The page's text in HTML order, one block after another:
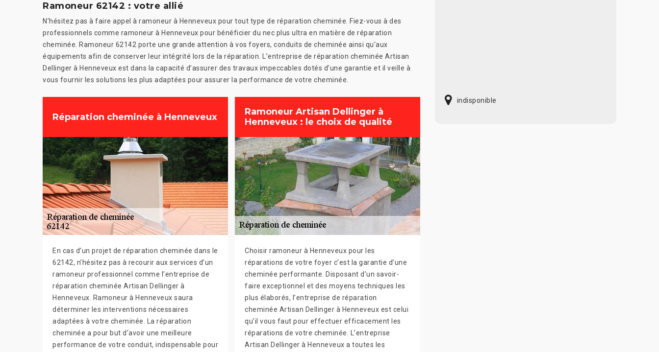
Ramoneur 62142 : votre allié
N’hésitez pas à faire appel à ramoneur à Henneveux pour tout type de réparation cheminée. Fiez-vous à des
professionnels comme ramoneur à Henneveux pour bénéficier du nec plus ultra en matière de réparation
cheminée. Ramoneur 62142 porte une grande attention à vos foyers, conduits de cheminée ainsi qu'aux
équipements afin de conserver leur intégrité lors de la réparation. L’entreprise de réparation cheminée Artisan
Dellinger à Henneveux est dans la capacité d’assurer des travaux impeccables dotés d’une garantie et il veille à
vous fournir les solutions les plus adaptées pour assurer la performance de votre cheminée.
Réparation cheminée à Henneveux
En cas d’un projet de réparation cheminée dans le
62142, n’hésitez pas à recourir aux services d’un
ramoneur professionnel comme l’entreprise de
réparation cheminée Artisan Dellinger à
Henneveux. Ramoneur à Henneveux saura
déterminer les interventions nécessaires
adaptées à votre cheminée. La réparation
cheminée a pour but d’avoir une meilleure
performance de votre conduit, indispensable pour
Ramoneur Artisan Dellinger à
Henneveux : le choix de qualité
Choisir ramoneur à Henneveux pour les
réparations de votre foyer c’est la garantie d’une
cheminée performante. Disposant d’un savoir-
faire exceptionnel et des moyens techniques les
plus élaborés, l’entreprise de réparation
cheminée Artisan Dellinger à Henneveux est celui
qu’il vous faut pour effectuer efficacement les
réparations de votre cheminée. L’entreprise
Artisan Dellinger à Henneveux a toutes les
indisponible